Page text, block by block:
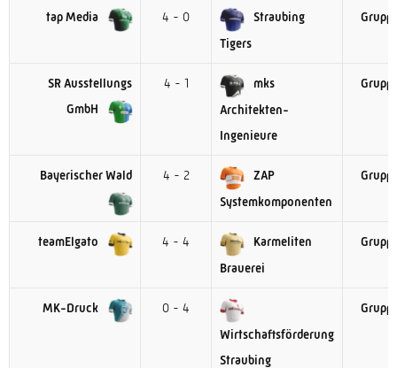
tap Media 4 - 0
Straubing
Tigers
SR Ausstellungs
GmbH
4 - 1
mks
Architekten-
Ingenieure
Bayerischer Wald 4 - 2
ZAP
Systemkomponenten
teamElgato 4 - 4
Karmeliten
Brauerei
MK-Druck
0 - 4
Wirtschaftsförderung
Straubing